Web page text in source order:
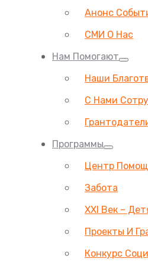
Анонс
СМИ О Нас
Нам Помогают
Наши
С Нами
Программы
Центр
Забота
ХХI Век –
Проекты И
Конкурс